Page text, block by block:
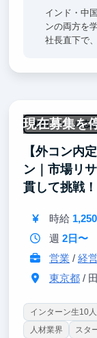
インド・中
ンの両方を
社長直下で
現在募集を
戦略コンサル志
【外コン内
ン｜市場リ
貫して挑戦！
時給
週 2日〜
営業 / 経
東京都/ 田
インターン生10
人材業界
スタ